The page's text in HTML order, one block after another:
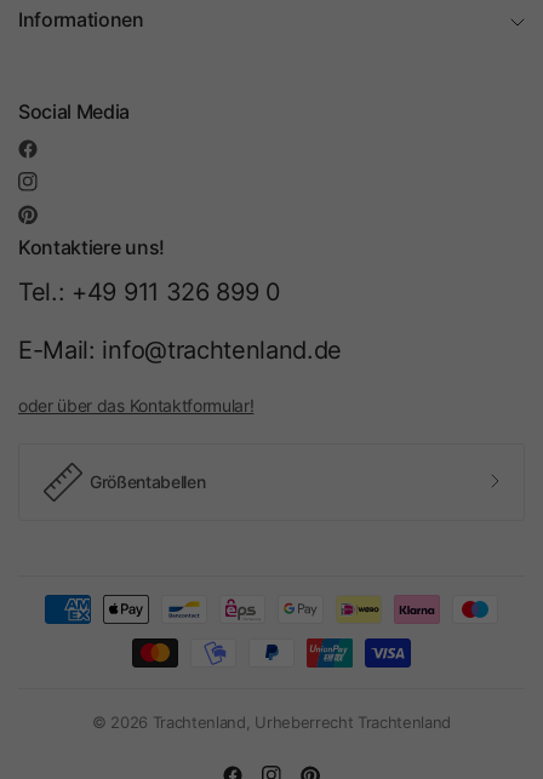
Informationen
Social Media
Kontaktiere uns!
Tel.: +49 911 326 899 0
E-Mail: info@trachtenland.de
oder über das Kontaktformular!
Größentabellen
© 2026 Trachtenland, Urheberrecht Trachtenland